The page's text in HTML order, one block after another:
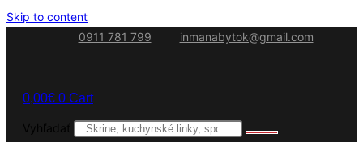
Skip to content
0911 781 799
inmanabytok@gmail.com
0,00€ 0 Cart
Vyhľadať